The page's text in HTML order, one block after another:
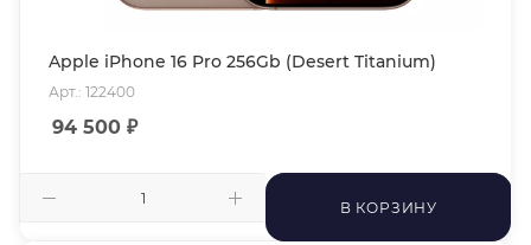
Apple iPhone 16 Pro 256Gb (Desert Titanium)
Арт.: 122400
94 500 ₽
В КОРЗИНУ